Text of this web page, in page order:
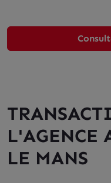
L'AGENCE
LE MANS